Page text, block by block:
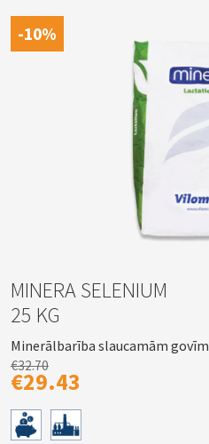
-10%
MINERA SELENIUM
25 KG
Minerālbarība slaucamām govīm
€32.70
€29.43